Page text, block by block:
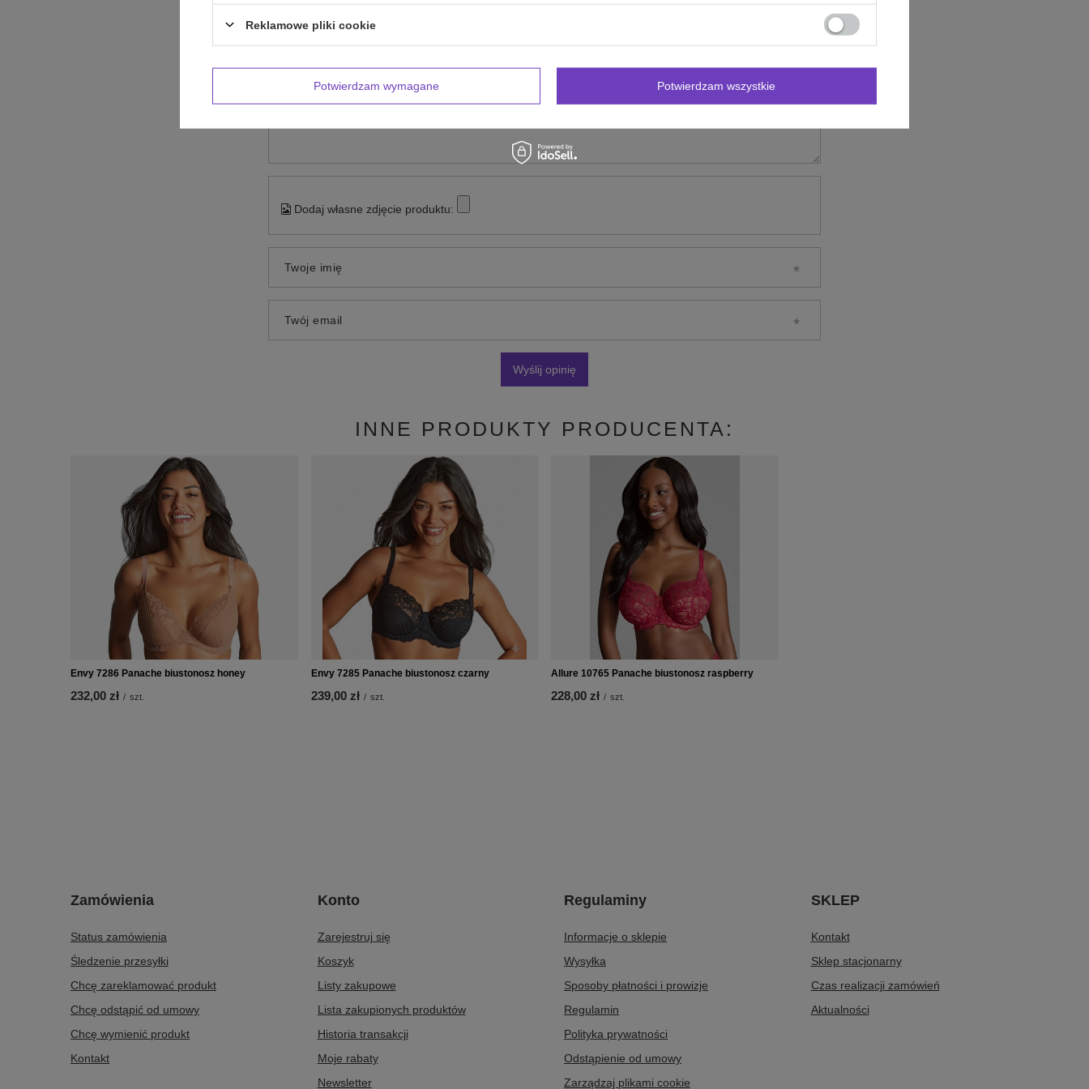
Treść twojej opinii
Dodaj własne zdjęcie produktu:
Twoje imię
Twój email
Wyślij opinię
INNE PRODUKTY PRODUCENTA:
Envy 7286 Panache biustonosz honey
232,00 zł / szt.
Envy 7285 Panache biustonosz czarny
239,00 zł / szt.
Allure 10765 Panache biustonosz raspberry
228,00 zł / szt.
Zamówienia
Status zamówienia
Śledzenie przesyłki
Chcę zareklamować produkt
Chcę odstąpić od umowy
Chcę wymienić produkt
Kontakt
Konto
Zarejestruj się
Koszyk
Listy zakupowe
Lista zakupionych produktów
Historia transakcji
Moje rabaty
Newsletter
Regulaminy
Informacje o sklepie
Wysyłka
Sposoby płatności i prowizje
Regulamin
Polityka prywatności
Odstąpienie od umowy
Zarządzaj plikami cookie
SKLEP
Kontakt
Sklep stacjonarny
Czas realizacji zamówień
Aktualności
Reklamowe pliki cookie
Potwierdzam wymagane Potwierdzam wszystkie